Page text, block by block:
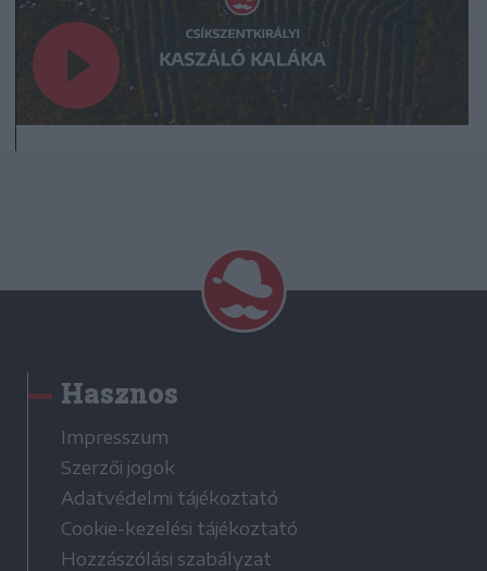
Hasznos
Impresszum
Szerzői jogok
Adatvédelmi tájékoztató
Cookie-kezelési tájékoztató
Hozzászólási szabályzat